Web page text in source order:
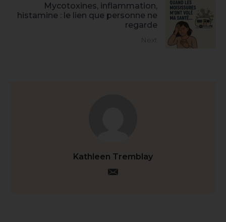
Mycotoxines, inflammation,
histamine : le lien que personne ne
regarde
Next
Kathleen Tremblay